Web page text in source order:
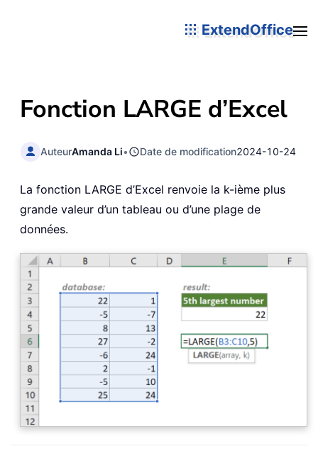
ExtendOffice
Fonction LARGE d’Excel
AuteurAmanda Li• Date de modification2024-10-24
La fonction LARGE d’Excel renvoie la k-ième plus
grande valeur d’un tableau ou d’une plage de
données.